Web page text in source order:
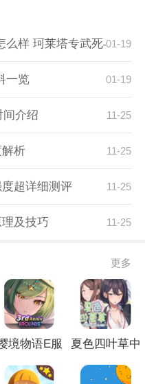
么样 珂莱塔专武死与舞效
01-19
一览 01-19
间介绍 11-25
析 11-25
超详细测评 11-25
及技巧 11-25
更多
境物语E服
夏色四叶草中